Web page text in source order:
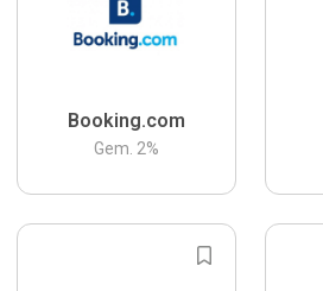
Booking.com
Gem. 2%